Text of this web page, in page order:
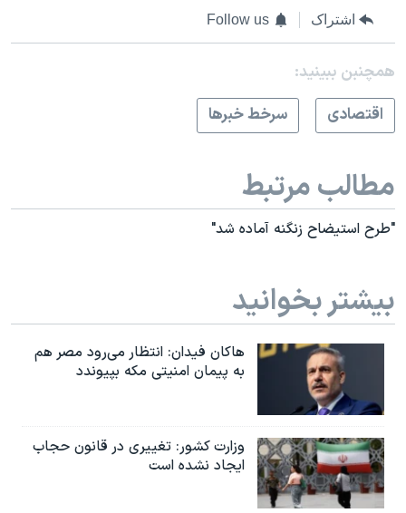
اشتراک Follow us
همچنبن ببینید:
اقتصادی
سرخط خبرها
مطالب مرتبط
"طرح استیضاح زنگنه آماده شد"
بیشتر بخوانید
هاکان فیدان: انتظار می‌رود مصر هم
به پیمان امنیتی مکه بپیوندد
وزارت کشور: تغییری در قانون حجاب
ایجاد نشده است